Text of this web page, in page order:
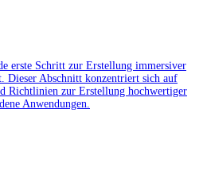
erste Schritt zur Erstellung immersiver
Dieser Abschnitt konzentriert sich auf
Richtlinien zur Erstellung hochwertiger
Anwendungen.